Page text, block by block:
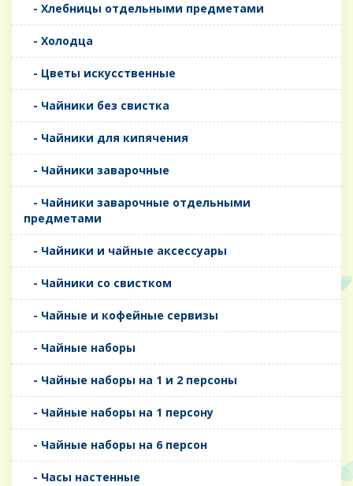
- Хлебницы отдельными предметами
- Холодца
- Цветы искусственные
- Чайники без свистка
- Чайники для кипячения
- Чайники заварочные
- Чайники заварочные отдельными
предметами
- Чайники и чайные аксессуары
- Чайники со свистком
- Чайные и кофейные сервизы
- Чайные наборы
- Чайные наборы на 1 и 2 персоны
- Чайные наборы на 1 персону
- Чайные наборы на 6 персон
- Часы настенные